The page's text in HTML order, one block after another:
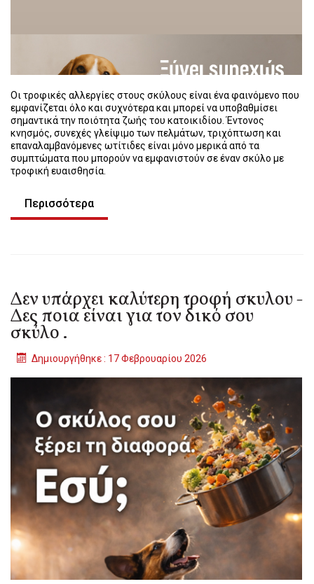
Οι τροφικές αλλεργίες στους σκύλους είναι ένα φαινόμενο που
εμφανίζεται όλο και συχνότερα και μπορεί να υποβαθμίσει
σημαντικά την ποιότητα ζωής του κατοικιδίου. Έντονος
κνησμός, συνεχές γλείψιμο των πελμάτων, τριχόπτωση και
επαναλαμβανόμενες ωτίτιδες είναι μόνο μερικά από τα
συμπτώματα που μπορούν να εμφανιστούν σε έναν σκύλο με
τροφική ευαισθησία.
Περισσότερα
Δεν υπάρχει καλύτερη τροφή σκυλου -
Δες ποια είναι για τον δικό σου
σκύλο .
Δημιουργήθηκε : 17 Φεβρουαρίου 2026